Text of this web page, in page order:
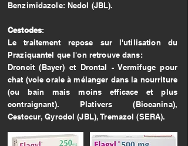
Benzimidazole: Nedol (JBL).
Cestodes:
Le traitement repose sur l'utilisation du
Praziquantel que l'on retrouve dans:
Droncit (Bayer) et Drontal - Vermifuge pour
chat (voie orale à mélanger dans la nourriture
(ou bain mais moins efficace et plus
contraignant). Plativers (Biocanina),
Cestocur, Gyrodol (JBL), Tremazol (SERA).